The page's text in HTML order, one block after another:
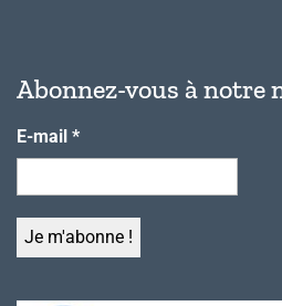
Abonnez-vous à notre
E-mail *